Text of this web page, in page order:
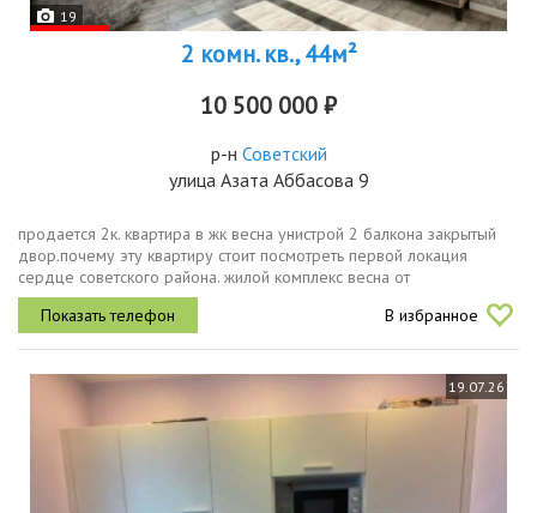
19
2 комн. кв., 44м²
10 500 000 ₽
р-н Советский
улица Азата Аббасова 9
продается 2к. квартира в жк весна унистрой 2 балкона закрытый
двор.почему эту квартиру стоит посмотреть первой локация
сердце советского района. жилой комплекс весна от
проверенного застройщика унистрой. это не просто дом, а
полноценное семейное...
В избранное
19.07.26